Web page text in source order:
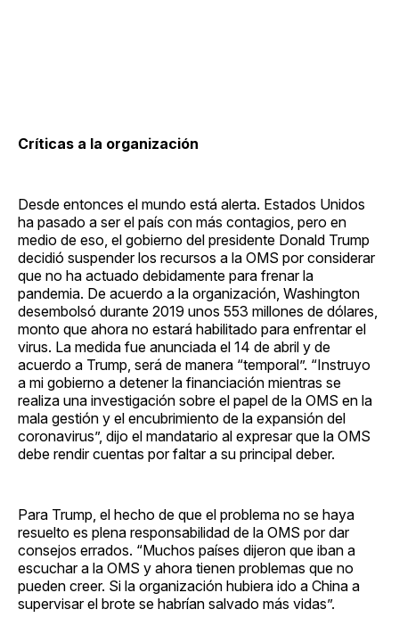
Críticas a la organización
Desde entonces el mundo está alerta. Estados Unidos
ha pasado a ser el país con más contagios, pero en
medio de eso, el gobierno del presidente Donald Trump
decidió suspender los recursos a la OMS por considerar
que no ha actuado debidamente para frenar la
pandemia. De acuerdo a la organización, Washington
desembolsó durante 2019 unos 553 millones de dólares,
monto que ahora no estará habilitado para enfrentar el
virus. La medida fue anunciada el 14 de abril y de
acuerdo a Trump, será de manera “temporal”. “Instruyo
a mi gobierno a detener la financiación mientras se
realiza una investigación sobre el papel de la OMS en la
mala gestión y el encubrimiento de la expansión del
coronavirus”, dijo el mandatario al expresar que la OMS
debe rendir cuentas por faltar a su principal deber.
Para Trump, el hecho de que el problema no se haya
resuelto es plena responsabilidad de la OMS por dar
consejos errados. “Muchos países dijeron que iban a
escuchar a la OMS y ahora tienen problemas que no
pueden creer. Si la organización hubiera ido a China a
supervisar el brote se habrían salvado más vidas”.